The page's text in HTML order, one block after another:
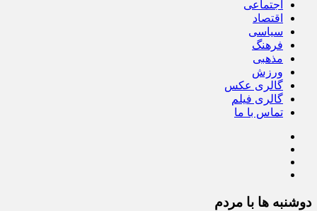
اجتماعی
اقتصاد
سیاسی
فرهنگ
مذهبی
ورزش
گالری عکس
گالری فیلم
تماس با ما
دوشنبه ها با مردم